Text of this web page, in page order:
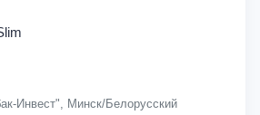
Инвест", Минск/Белорусский